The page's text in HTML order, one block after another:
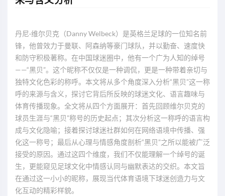
丹尼·维尔贝克（Danny Welbeck）是英格兰足球的一位知名前
锋，他曾效力于曼联、阿森纳等豪门球队，并以勤奋、速度快
和防守积极著称。在中国球迷圈中，他有一个广为人知的绰号
——“黑贝”。这个昵称不仅仅是一种调侃，更是一种带着亲切与
独特文化色彩的称呼。本文将从多个角度深入分析“黑贝”这一称
呼的来源与含义，探讨它背后所反映的球迷文化、语言趣味与
体育传播现象。全文将从四个方面展开：首先回顾维尔贝克的
球员生涯与“黑贝”称号的历史起点；其次分析这一称呼的语言构
成与文化隐喻；接着探讨球迷社群如何在网络语境中传播、强
化这一称号；最后从心理与情感角度剖析“黑贝”之所以能被广泛
接受的原因。通过这四个维度，我们不仅能理解一个绰号的诞
生，更能窥见足球文化中情感认同与幽默表达的交织。本文旨
在通过这一小小的昵称，展现当代体育语境下球迷创造力与文
化互动的精彩样貌。